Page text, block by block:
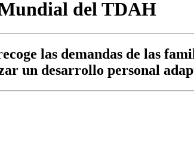
del TDAH
las demandas de las
un desarrollo personal